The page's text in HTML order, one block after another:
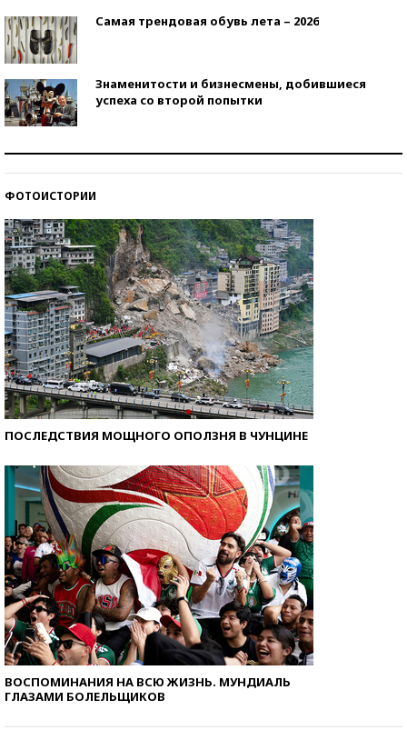
Самая трендовая обувь лета – 2026
Знаменитости и бизнесмены, добившиеся
успеха со второй попытки
ФОТОИСТОРИИ
ПОСЛЕДСТВИЯ МОЩНОГО ОПОЛЗНЯ В ЧУНЦИНЕ
ВОСПОМИНАНИЯ НА ВСЮ ЖИЗНЬ. МУНДИАЛЬ
ГЛАЗАМИ БОЛЕЛЬЩИКОВ